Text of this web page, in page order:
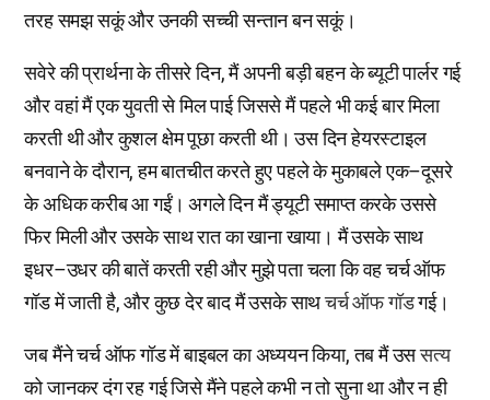
तरह समझ सकूं और उनकी सच्ची सन्तान बन सकूं।
सवेरे की प्रार्थना के तीसरे दिन, मैं अपनी बड़ी बहन के ब्यूटी पार्लर गई
और वहां मैं एक युवती से मिल पाई जिससे मैं पहले भी कई बार मिला
करती थी और कुशल क्षेम पूछा करती थी। उस दिन हेयरस्टाइल
बनवाने के दौरान, हम बातचीत करते हुए पहले के मुकाबले एक–दूसरे
के अधिक करीब आ गईं। अगले दिन मैं ड्यूटी समाप्त करके उससे
फिर मिली और उसके साथ रात का खाना खाया। मैं उसके साथ
इधर–उधर की बातें करती रही और मुझे पता चला कि वह चर्च ऑफ
गॉड में जाती है, और कुछ देर बाद मैं उसके साथचर्च ऑफ गॉडगई।
जब मैंने चर्च ऑफ गॉड में बाइबल का अध्ययन किया, तब मैं उससत्य
को जानकर दंग रह गई जिसे मैंने पहले कभी न तो सुना था और न ही